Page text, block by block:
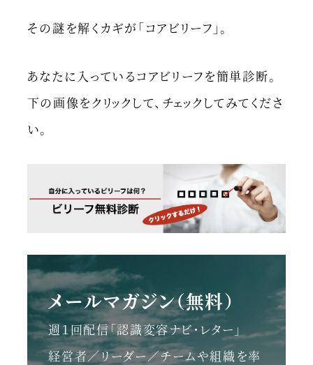
その謎を解くカギが「コアビリーフ」。
あなたに入っているコアビリーフを簡単診断。
下の画像をクリックして、チェックしてみてくださ
い。
メールマガジン（無料）
週１回配信「認識変容ナビ・レター」
経営者／リーダー／チームや組織を率